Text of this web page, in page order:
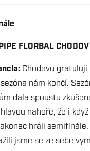
FLORBAL
Chodovu
nám končí.
dala spoustu
nahoře, že i
hráli
jsme se ze sebe